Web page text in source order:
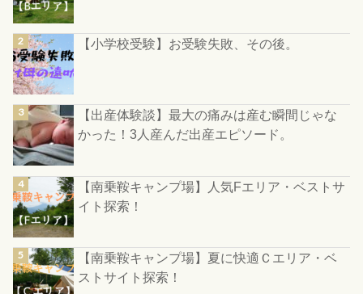
【小学校受験】お受験失敗、その後。
【出産体験談】最大の痛みは産む瞬間じゃな
かった！3人産んだ出産エピソード。
【南乗鞍キャンプ場】人気Fエリア・ベストサ
イト探索！
【南乗鞍キャンプ場】夏に快適Ｃエリア・ベ
ストサイト探索！